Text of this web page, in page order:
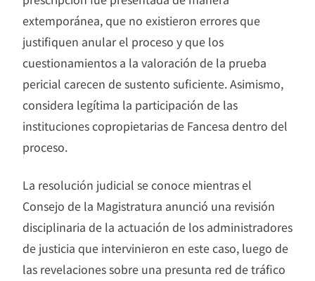
extemporánea, que no existieron errores que
justifiquen anular el proceso y que los
cuestionamientos a la valoración de la prueba
pericial carecen de sustento suficiente. Asimismo,
considera legítima la participación de las
instituciones copropietarias de Fancesa dentro del
proceso.
La resolución judicial se conoce mientras el
Consejo de la Magistratura anunció una revisión
disciplinaria de la actuación de los administradores
de justicia que intervinieron en este caso, luego de
las revelaciones sobre una presunta red de tráfico